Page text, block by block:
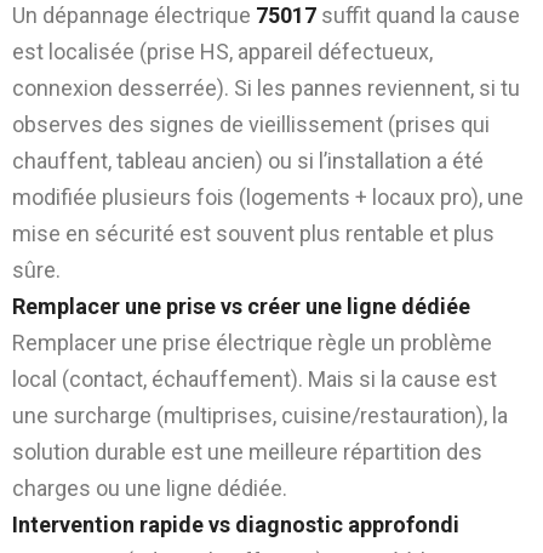
Un dépannage électrique 75017 suffit quand la cause
est localisée (prise HS, appareil défectueux,
connexion desserrée). Si les pannes reviennent, si tu
observes des signes de vieillissement (prises qui
chauffent, tableau ancien) ou si l’installation a été
modifiée plusieurs fois (logements + locaux pro), une
mise en sécurité est souvent plus rentable et plus
sûre.
Remplacer une prise vs créer une ligne dédiée
Remplacer une prise électrique règle un problème
local (contact, échauffement). Mais si la cause est
une surcharge (multiprises, cuisine/restauration), la
solution durable est une meilleure répartition des
charges ou une ligne dédiée.
Intervention rapide vs diagnostic approfondi